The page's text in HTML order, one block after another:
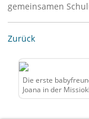
gemeinsamen
Zurück
Die erste
Joana in der